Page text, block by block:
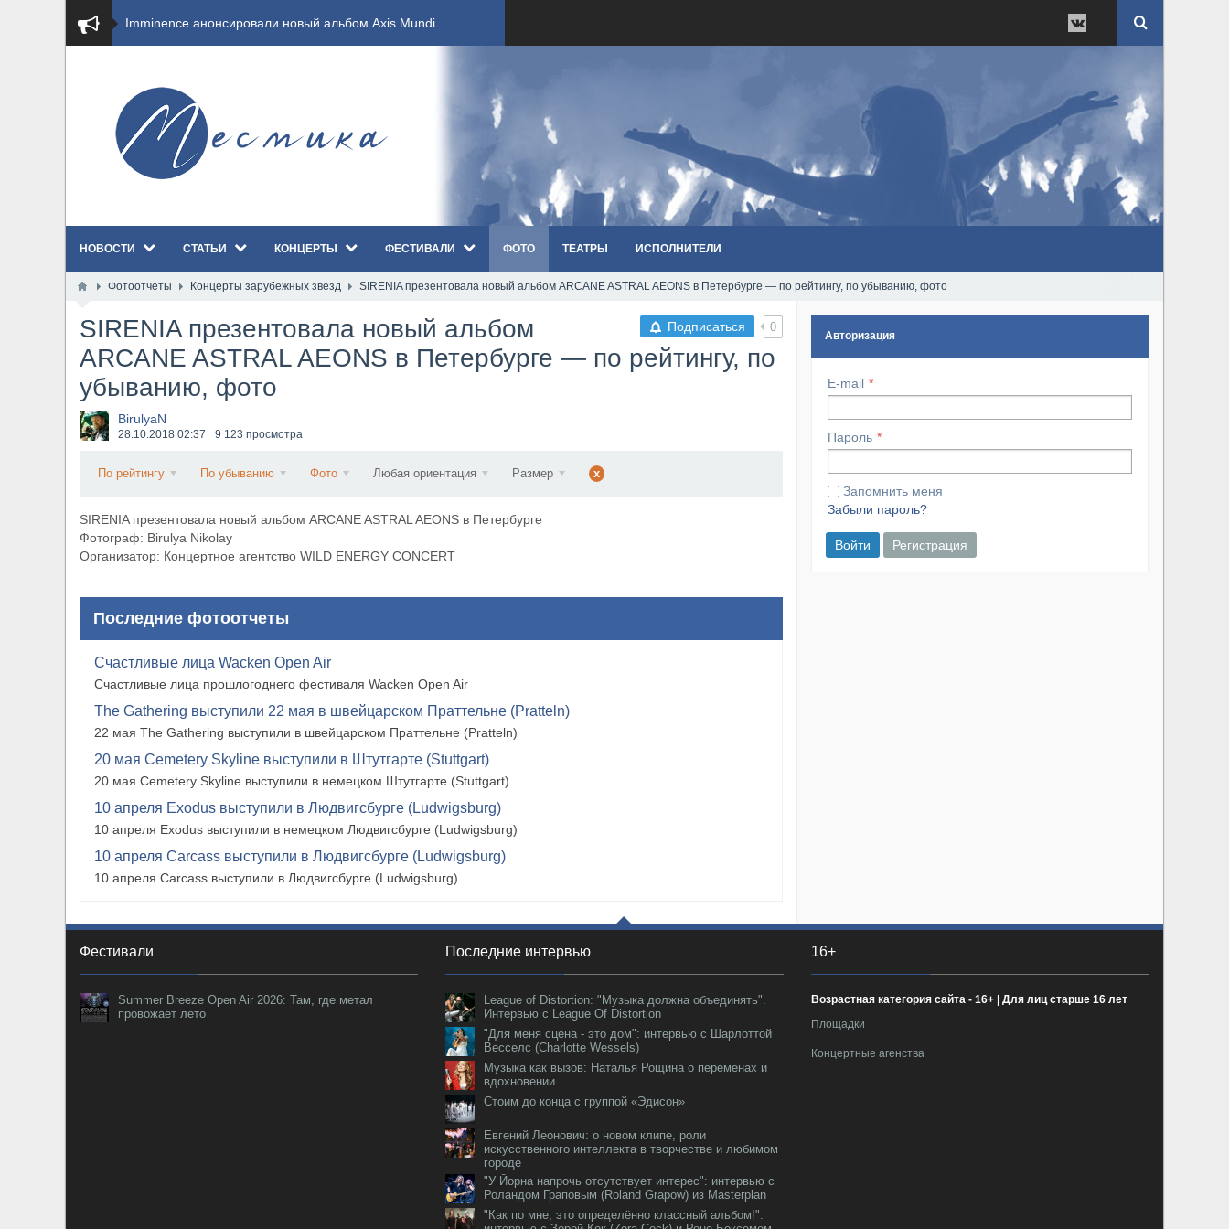
​Imminence анонсировали новый альбом Axis Mundi...
GHOST возвращаются на большие экраны с новым ко...
​Summer Breeze Open Air 2026 полностью переходи...
ANTHRAX представили новый сингл и видеоклип «Th...
XANDRIA представили новый сингл под названием «...
Wacken Open Air 2026 объявили последние одиннад...
​Wacken Open Air 2027 объявил новую волну участ...
НОВОСТИ СТАТЬИ КОНЦЕРТЫ ФЕСТИВАЛИ ФОТО ТЕАТРЫ ИСПОЛНИТЕЛИ
Фотоотчеты Концерты зарубежных звезд SIRENIA презентовала новый альбом ARCANE ASTRAL AEONS в Петербурге — по рейтингу, по убыванию, фото
Подписаться 0
SIRENIA презентовала новый альбом
ARCANE ASTRAL AEONS в Петербурге — по рейтингу, по
убыванию, фото
BirulyaN
28.10.2018 02:37 9 123 просмотра
По рейтингу По убыванию Фото Любая ориентация Размер x
SIRENIA презентовала новый альбом ARCANE ASTRAL AEONS в Петербурге
Фотограф: Birulya Nikolay
Организатор: Концертное агентство WILD ENERGY CONCERT
Последние фотоотчеты
Счастливые лица Wacken Open Air
Счастливые лица прошлогоднего фестиваля Wacken Open Air
The Gathering выступили 22 мая в швейцарском Праттельне (Pratteln)
22 мая The Gathering выступили в швейцарском Праттельне (Pratteln)
20 мая Cemetery Skyline выступили в Штутгарте (Stuttgart)
20 мая Cemetery Skyline выступили в немецком Штутгарте (Stuttgart)
10 апреля Exodus выступили в Людвигсбурге (Ludwigsburg)
10 апреля Exodus выступили в немецком Людвигсбурге (Ludwigsburg)
10 апреля Carcass выступили в Людвигсбурге (Ludwigsburg)
10 апреля Carcass выступили в Людвигсбурге (Ludwigsburg)
Авторизация
E-mail
Пароль
Запомнить меня
Забыли пароль?
Войти Регистрация
Фестивали
Summer Breeze Open Air 2026: Там, где метал
провожает лето
Последние интервью
League of Distortion: "Музыка должна объединять".
Интервью с League Of Distortion
"Для меня сцена - это дом": интервью с Шарлоттой
Весселс (Charlotte Wessels)
Музыка как вызов: Наталья Рощина о переменах и
вдохновении
Стоим до конца с группой «Эдисон»
Евгений Леонович: о новом клипе, роли
искусственного интеллекта в творчестве и любимом
городе
"У Йорна напрочь отсутствует интерес": интервью с
Роландом Граповым (Roland Grapow) из Masterplan
"Как по мне, это определённо классный альбом!":
16+
Возрастная категория сайта - 16+ | Для лиц старше 16 лет
Площадки
Концертные агенства